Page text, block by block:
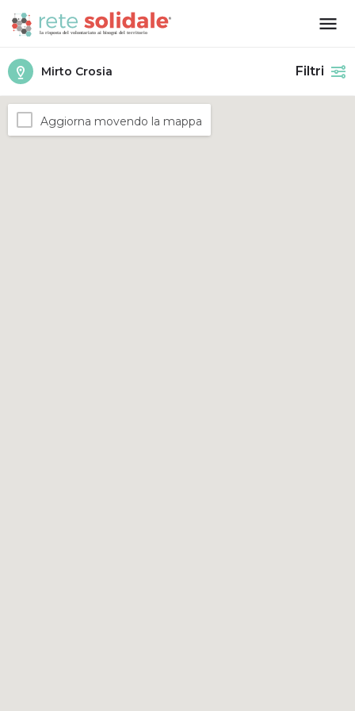
Mirto Crosia Filtri
Aggiorna movendo la mappa